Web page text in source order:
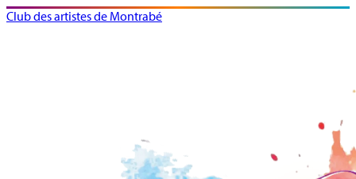
Club des artistes de Montrabé